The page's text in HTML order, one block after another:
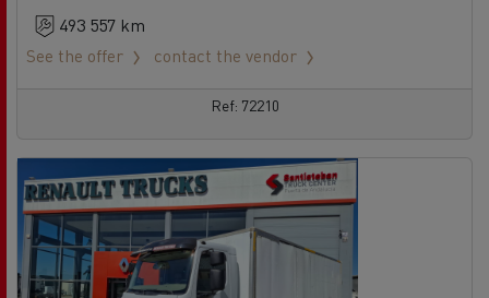
493 557 km
See the offer
contact the vendor
Ref: 72210